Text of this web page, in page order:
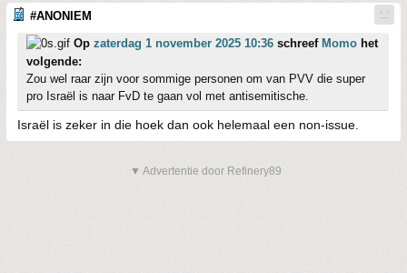
#ANONIEM
Op zaterdag 1 november 2025 10:36 schreef Momo het
volgende:
Zou wel raar zijn voor sommige personen om van PVV die super
pro Israël is naar FvD te gaan vol met antisemitische.
Israël is zeker in die hoek dan ook helemaal een non-issue.
▼ Advertentie door Refinery89